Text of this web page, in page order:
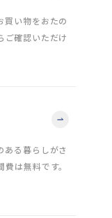
買い物をおたの
ご確認いただけ
ある暮らしがさ
は無料です。